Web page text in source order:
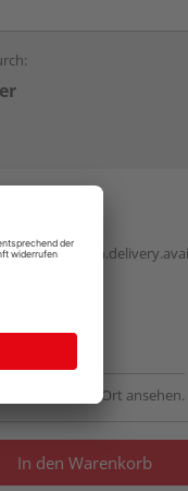
möglich
- vor Ort ansehen.
In den Warenkorb